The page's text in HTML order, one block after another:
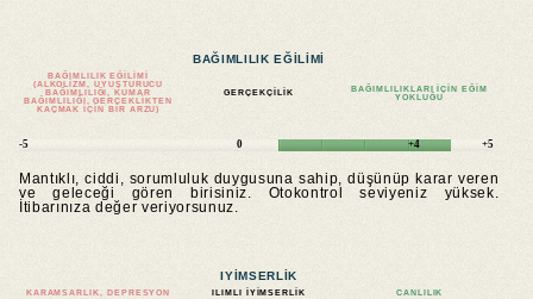
BAĞIMLILIK EĞILIMI
BAĞIMLILIK EĞILIMI
(ALKOLIZM, UYUŞTURUCU
BAĞIMLILIĞI, KUMAR
BAĞIMLILIĞI, GERÇEKLIKTEN
KAÇMAK IÇIN BIR ARZU)
GERÇEKÇILIK
BAĞIMLILIKLARI IÇIN EĞIM
YOKLUĞU
-5 0 +4 +5
Mantıklı, ciddi, sorumluluk duygusuna sahip, düşünüp karar veren
ve geleceği gören birisiniz. Otokontrol seviyeniz yüksek.
İtibarınıza değer veriyorsunuz.
IYIMSERLIK
KARAMSARLIK, DEPRESYON ILIMLI IYIMSERLIK CANLILIK